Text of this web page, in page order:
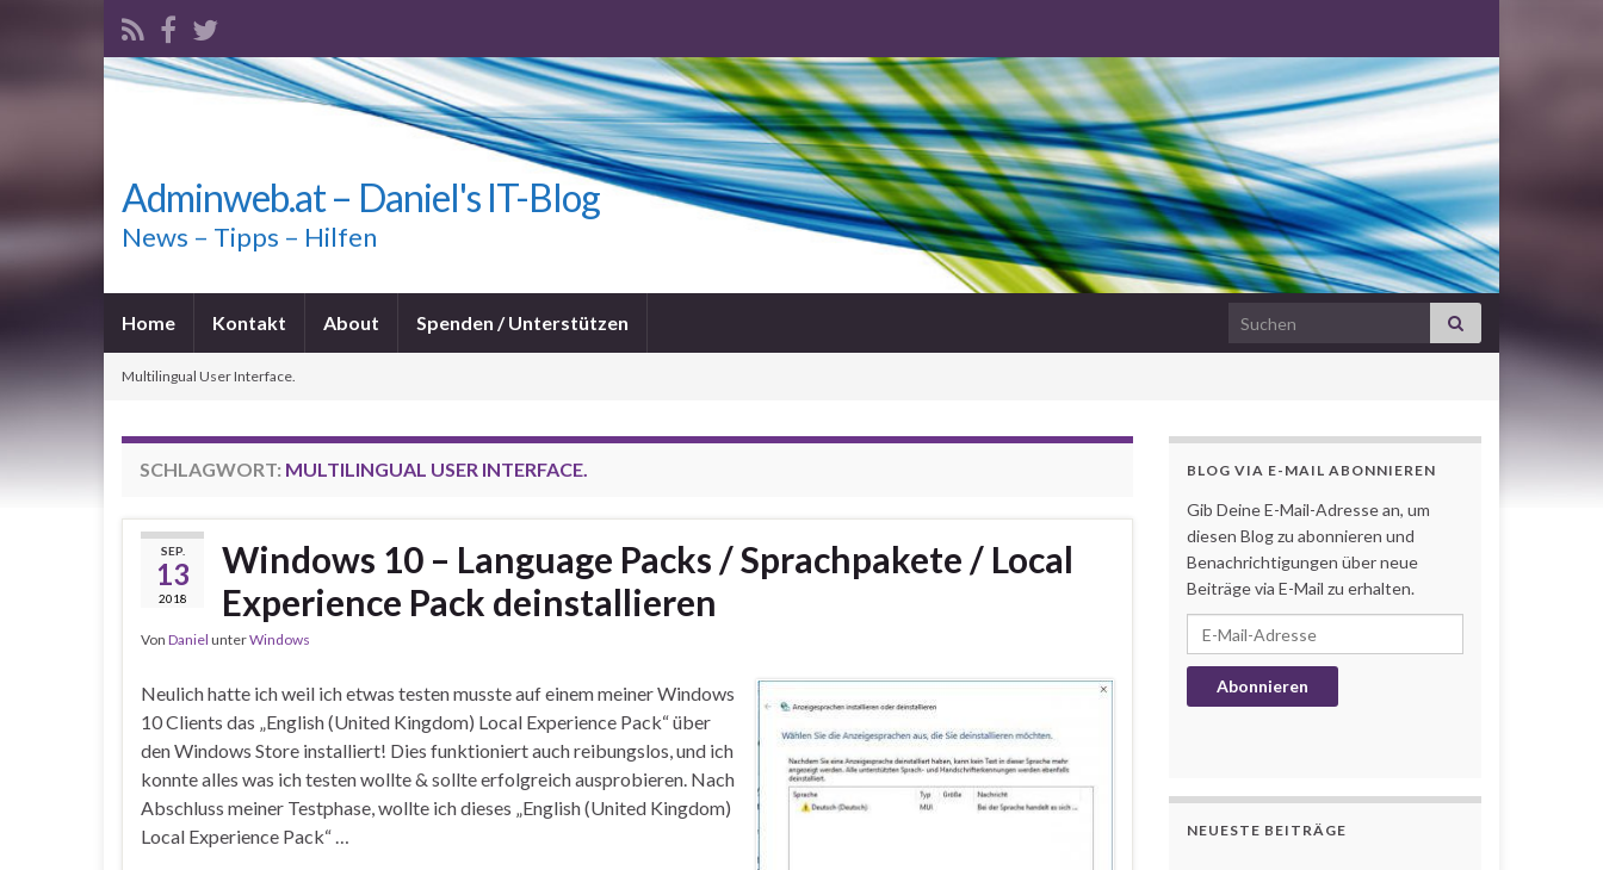
Adminweb.at – Daniel's IT-Blog
News – Tipps – Hilfen
Home Kontakt About Spenden / Unterstützen Search for:
Multilingual User Interface.
SCHLAGWORT: MULTILINGUAL USER INTERFACE.
SEP.
13
2018
Windows 10 – Language Packs / Sprachpakete / Local
Experience Pack deinstallieren
Von Daniel unterWindows
Neulich hatte ich weil ich etwas testen musste auf einem meiner Windows
10 Clients das „English (United Kingdom) Local Experience Pack“ über
den Windows Store installiert! Dies funktioniert auch reibungslos, und ich
konnte alles was ich testen wollte & sollte erfolgreich ausprobieren. Nach
Abschluss meiner Testphase, wollte ich dieses „English (United Kingdom)
Local Experience Pack“ …
BLOG VIA E-MAIL ABONNIEREN
Gib Deine E-Mail-Adresse an, um
diesen Blog zu abonnieren und
Benachrichtigungen über neue
Beiträge via E-Mail zu erhalten.
E-Mail-Adresse
Abonnieren
NEUESTE BEITRÄGE